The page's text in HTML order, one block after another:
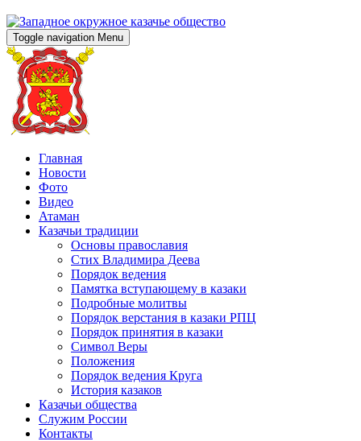
Toggle navigation Menu
Главная
Новости
Фото
Видео
Атаман
Казачьи традиции
Основы православия
Стих Владимира Деева
Порядок ведения
Памятка вступающему в казаки
Подробные молитвы
Порядок верстания в казаки РПЦ
Порядок принятия в казаки
Символ Веры
Положения
Порядок ведения Круга
История казаков
Казачьи общества
Служим России
Контакты